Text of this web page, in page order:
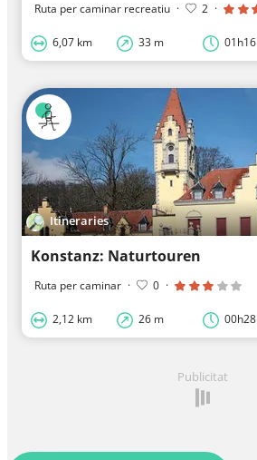
Ruta per caminar recreatiu · 2 ·
6,07 km 33 m 01h16
Itineraries
Konstanz: Naturtouren
Ruta per caminar · 0 ·
2,12 km 26 m 00h28
Publicitat